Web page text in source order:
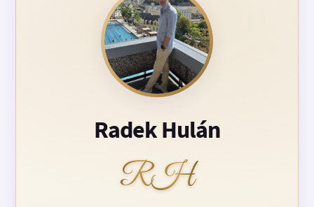
Radek Hulán
RH